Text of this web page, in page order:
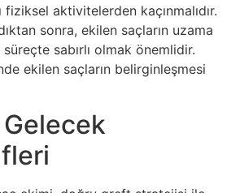
fiziksel aktivitelerden kaçınmalıdır.
sonra, ekilen saçların uzama
sabırlı olmak önemlidir.
ekilen saçların belirginleşmesi